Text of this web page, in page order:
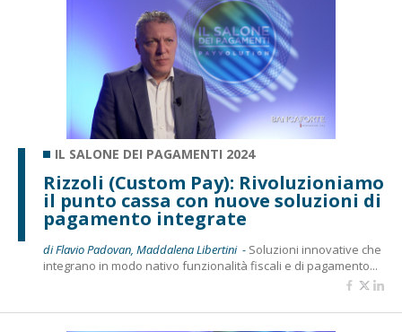
IL SALONE DEI PAGAMENTI 2024
Rizzoli (Custom Pay): Rivoluzioniamo
il punto cassa con nuove soluzioni di
pagamento integrate
di Flavio Padovan, Maddalena Libertini - Soluzioni innovative che
integrano in modo nativo funzionalità fiscali e di pagamento...